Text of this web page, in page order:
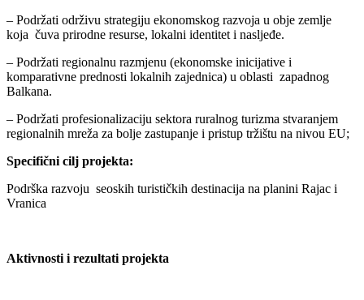
– Podržati održivu strategiju ekonomskog razvoja u obje zemlje
koja čuva prirodne resurse, lokalni identitet i nasljeđe.
– Podržati regionalnu razmjenu (ekonomske inicijative i
komparativne prednosti lokalnih zajednica) u oblasti zapadnog
Balkana.
– Podržati profesionalizaciju sektora ruralnog turizma stvaranjem
regionalnih mreža za bolje zastupanje i pristup tržištu na nivou EU;
Specifični cilj projekta:
Podrška razvoju seoskih turističkih destinacija na planini Rajac i
Vranica
Aktivnosti i rezultati projekta